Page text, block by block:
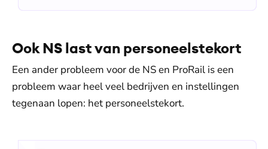
Ook NS last van personeelstekort
Een ander probleem voor de NS en ProRail is een
probleem waar heel veel bedrijven en instellingen
tegenaan lopen: het personeelstekort.